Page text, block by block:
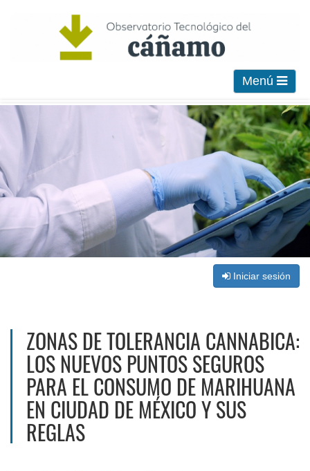
Menú
Iniciar sesión
ZONAS DE TOLERANCIA CANNABICA:
LOS NUEVOS PUNTOS SEGUROS
PARA EL CONSUMO DE MARIHUANA
EN CIUDAD DE MÉXICO Y SUS
REGLAS